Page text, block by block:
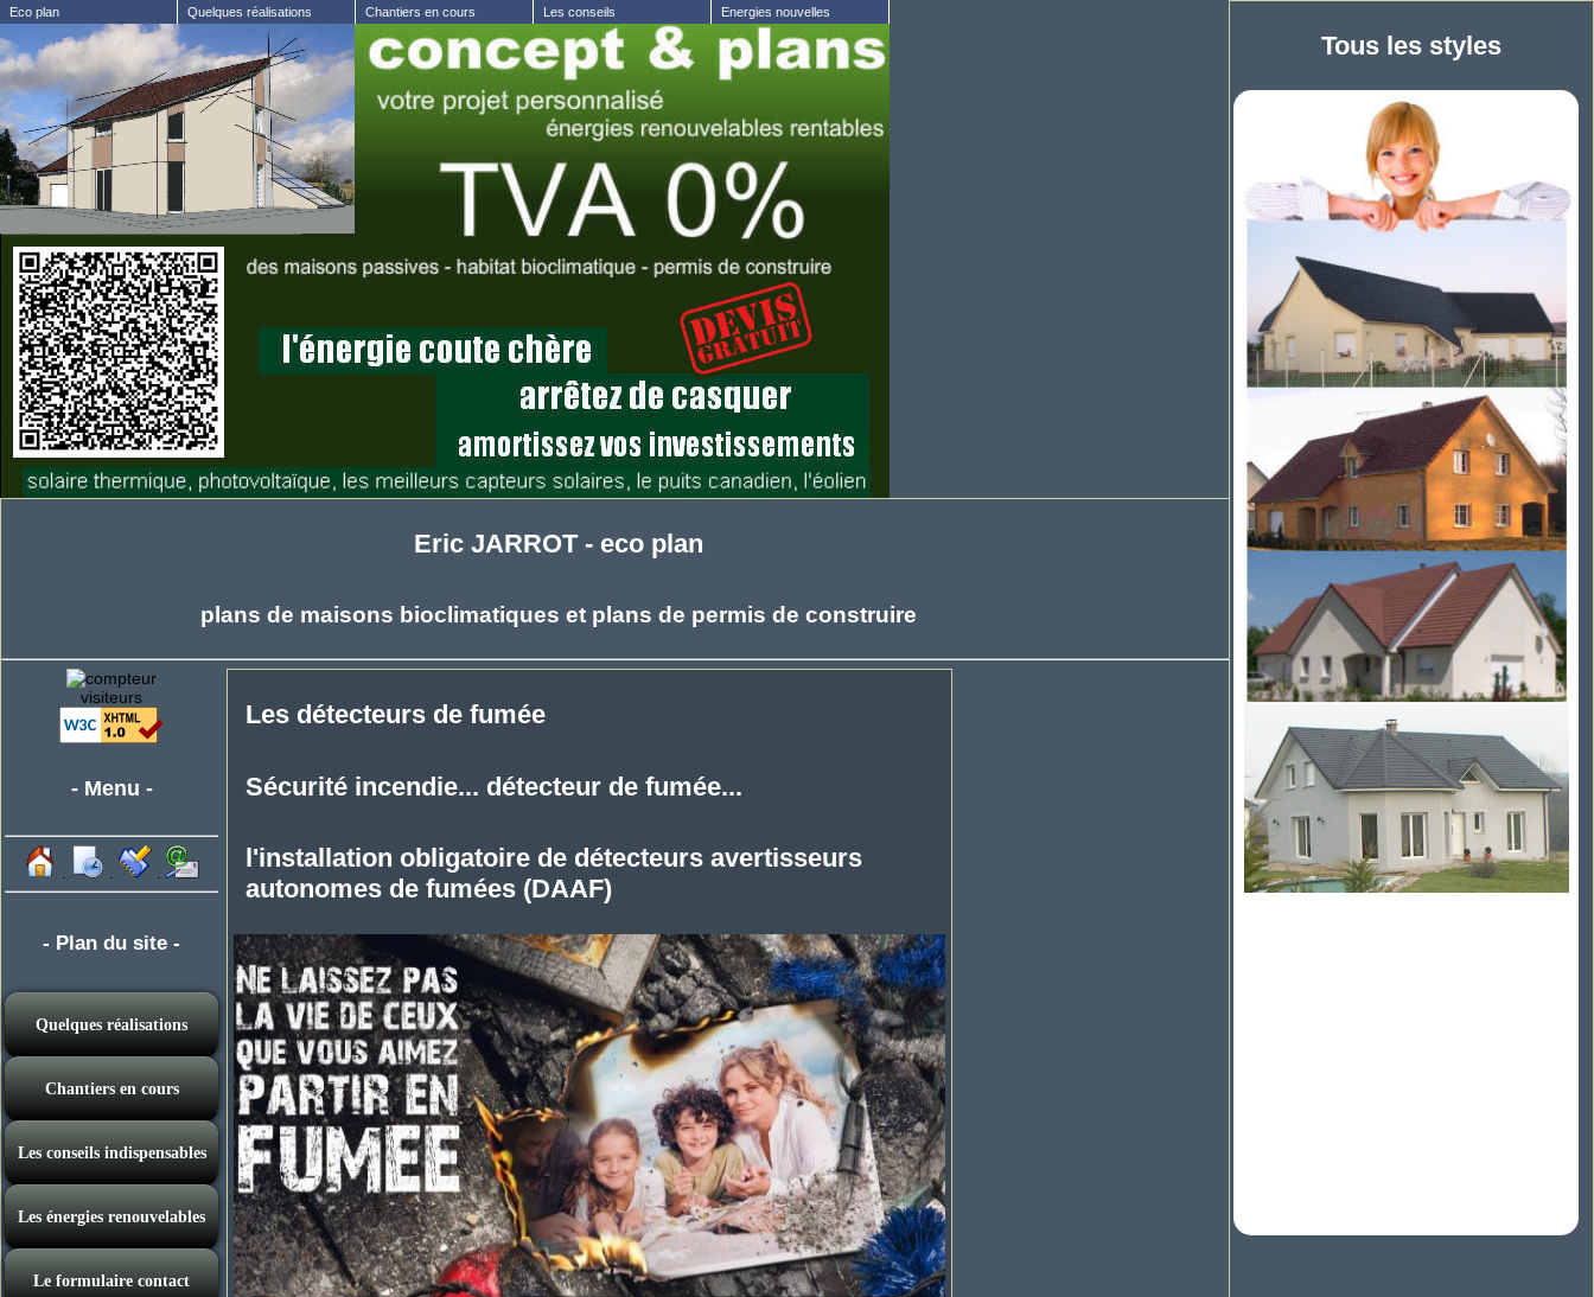
Tous les styles
Eco plan Quelques réalisations Chantiers en cours Les conseils Energies nouvelles
Eric JARROT - eco plan
plans de maisons bioclimatiques et plans de permis de construire
visiteurs
- Menu -
. . .
- Plan du site -
Quelques réalisations
Chantiers en cours
Les conseils indispensables
Les énergies renouvelables
Le formulaire contact
Les détecteurs de fumée
Sécurité incendie... détecteur de fumée...
l'installation obligatoire de détecteurs avertisseurs
autonomes de fumées (DAAF)